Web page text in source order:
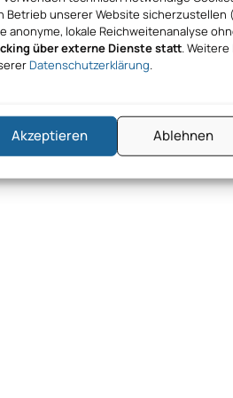
Betrieb unserer Website sicherzustellen
anonyme, lokale Reichweitenanalyse
über externe Dienste statt.
Datenschutzerklärung.
Akzeptieren Ablehnen